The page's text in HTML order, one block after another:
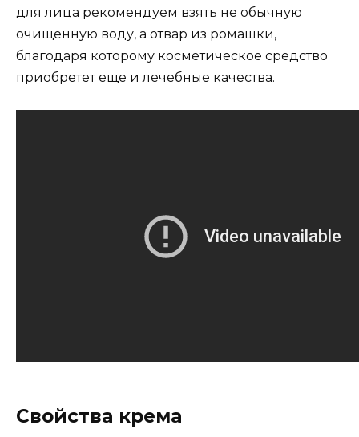
для лица рекомендуем взять не обычную
очищенную воду, а отвар из ромашки,
благодаря которому косметическое средство
приобретет еще и лечебные качества.
Свойства крема